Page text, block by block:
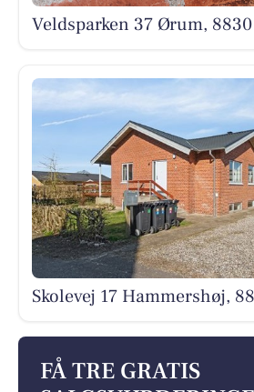
Veldsparken 37 Ørum,
Skolevej 17 Hammershøj,
FÅ TRE GRATIS